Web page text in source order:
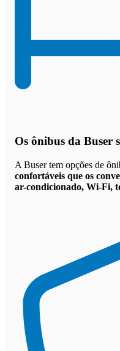
Os ônibus da Buser
A Buser tem opções de
confortáveis que os
ar-condicionado, Wi-Fi,